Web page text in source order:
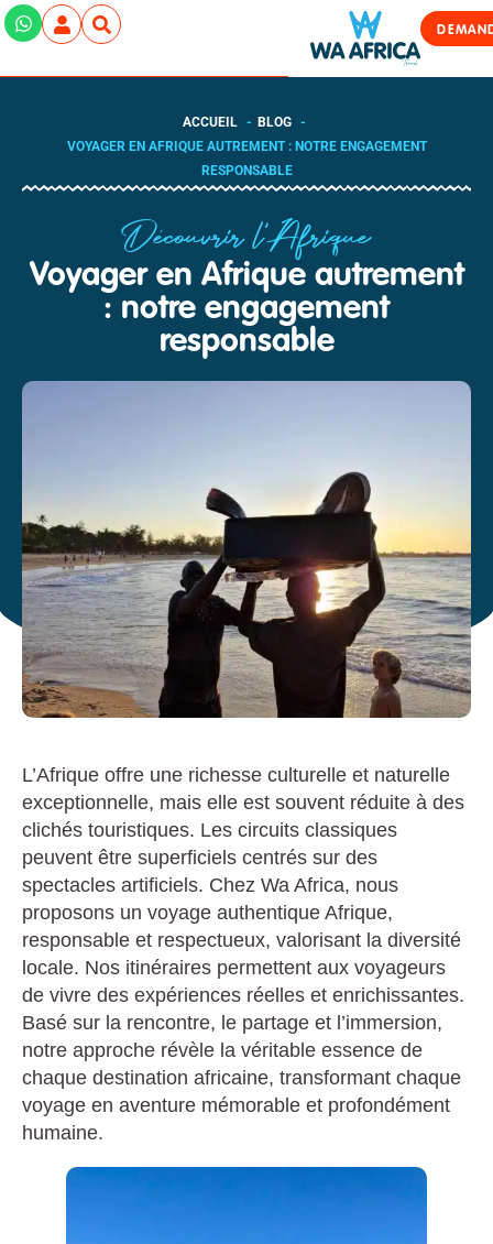
ACCUEIL
BLOG
VOYAGER EN AFRIQUE AUTREMENT : NOTRE ENGAGEMENT
RESPONSABLE
Découvrir l'Afrique
Voyager en Afrique autrement
: notre engagement
responsable
L’Afrique offre une richesse culturelle et naturelle
exceptionnelle, mais elle est souvent réduite à des
clichés touristiques. Les circuits classiques
peuvent être superficiels centrés sur des
spectacles artificiels. Chez Wa Africa, nous
proposons un voyage authentique Afrique,
responsable et respectueux, valorisant la diversité
locale. Nos itinéraires permettent aux voyageurs
de vivre des expériences réelles et enrichissantes.
Basé sur la rencontre, le partage et l’immersion,
notre approche révèle la véritable essence de
chaque destination africaine, transformant chaque
voyage en aventure mémorable et profondément
humaine.